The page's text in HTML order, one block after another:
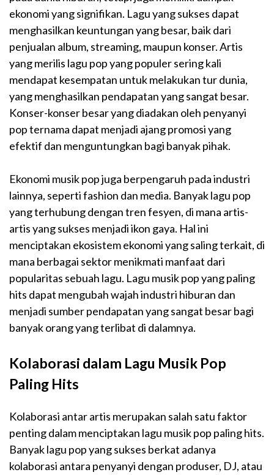
ekonomi yang signifikan. Lagu yang sukses dapat
menghasilkan keuntungan yang besar, baik dari
penjualan album, streaming, maupun konser. Artis
yang merilis lagu pop yang populer sering kali
mendapat kesempatan untuk melakukan tur dunia,
yang menghasilkan pendapatan yang sangat besar.
Konser-konser besar yang diadakan oleh penyanyi
pop ternama dapat menjadi ajang promosi yang
efektif dan menguntungkan bagi banyak pihak.
Ekonomi musik pop juga berpengaruh pada industri
lainnya, seperti fashion dan media. Banyak lagu pop
yang terhubung dengan tren fesyen, di mana artis-
artis yang sukses menjadi ikon gaya. Hal ini
menciptakan ekosistem ekonomi yang saling terkait, di
mana berbagai sektor menikmati manfaat dari
popularitas sebuah lagu. Lagu musik pop yang paling
hits dapat mengubah wajah industri hiburan dan
menjadi sumber pendapatan yang sangat besar bagi
banyak orang yang terlibat di dalamnya.
Kolaborasi dalam Lagu Musik Pop
Paling Hits
Kolaborasi antar artis merupakan salah satu faktor
penting dalam menciptakan lagu musik pop paling hits.
Banyak lagu pop yang sukses berkat adanya
kolaborasi antara penyanyi dengan produser, DJ, atau